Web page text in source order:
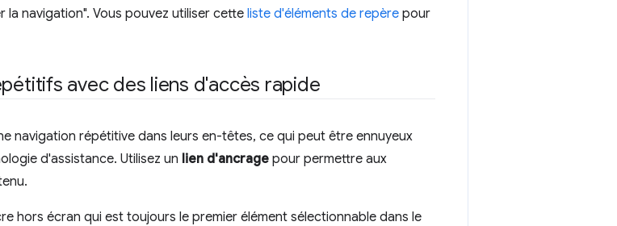
la navigation". Vous pouvez utiliser cetteliste d'éléments de repère pour
avec des liens d'accès rapide
navigation répétitive dans leurs en-têtes, ce qui peut être ennuyeux
d'assistance. Utilisez un lien d'ancrage pour permettre aux
hors écran qui est toujours le premier élément sélectionnable dans le